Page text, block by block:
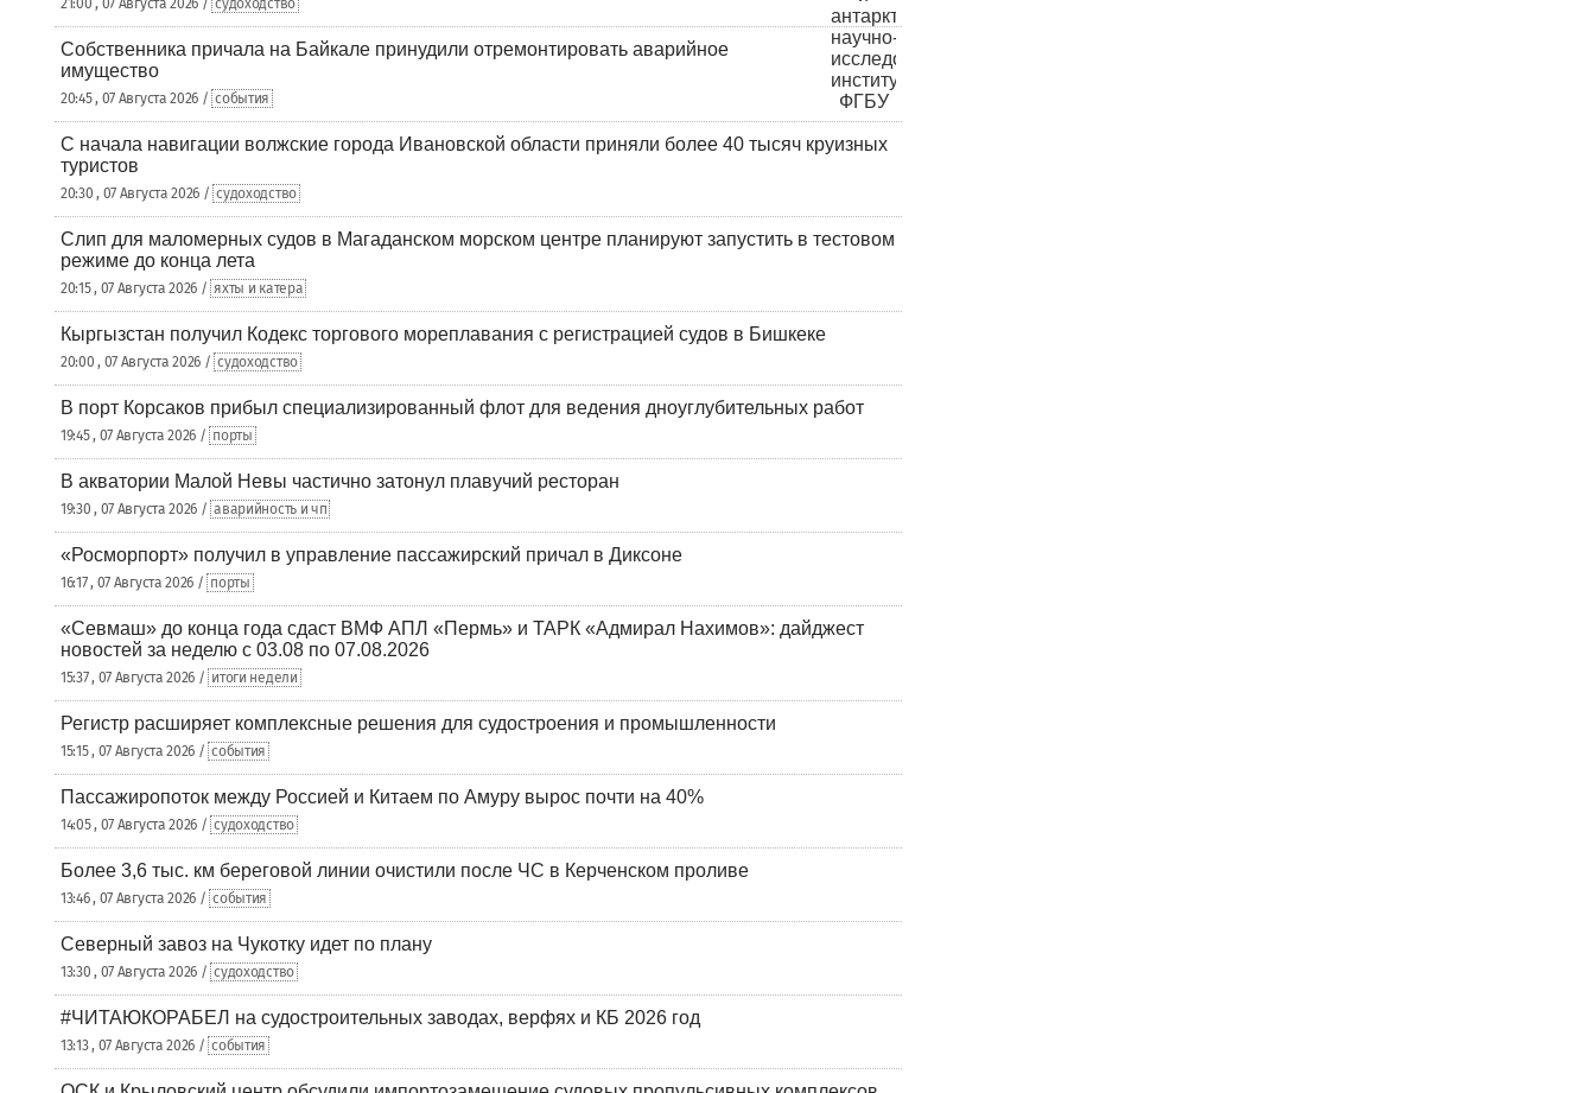
21:00 , 07 Августа 2026 / судоходство
Собственника причала на Байкале принудили отремонтировать аварийное
имущество
20:45 , 07 Августа 2026 / события
С начала навигации волжские города Ивановской области приняли более 40 тысяч круизных
туристов
20:30 , 07 Августа 2026 / судоходство
Слип для маломерных судов в Магаданском морском центре планируют запустить в тестовом
режиме до конца лета
20:15 , 07 Августа 2026 / яхты и катера
Кыргызстан получил Кодекс торгового мореплавания с регистрацией судов в Бишкеке
20:00 , 07 Августа 2026 / судоходство
В порт Корсаков прибыл специализированный флот для ведения дноуглубительных работ
19:45 , 07 Августа 2026 / порты
В акватории Малой Невы частично затонул плавучий ресторан
19:30 , 07 Августа 2026 / аварийность и чп
«Росморпорт» получил в управление пассажирский причал в Диксоне
16:17 , 07 Августа 2026 / порты
«Севмаш» до конца года сдаст ВМФ АПЛ «Пермь» и ТАРК «Адмирал Нахимов»: дайджест
новостей за неделю с 03.08 по 07.08.2026
15:37 , 07 Августа 2026 / итоги недели
Регистр расширяет комплексные решения для судостроения и промышленности
15:15 , 07 Августа 2026 / события
Пассажиропоток между Россией и Китаем по Амуру вырос почти на 40%
14:05 , 07 Августа 2026 / судоходство
Более 3,6 тыс. км береговой линии очистили после ЧС в Керченском проливе
13:46 , 07 Августа 2026 / события
Северный завоз на Чукотку идет по плану
13:30 , 07 Августа 2026 / судоходство
#ЧИТАЮКОРАБЕЛ на судостроительных заводах, верфях и КБ 2026 год
13:13 , 07 Августа 2026 / события